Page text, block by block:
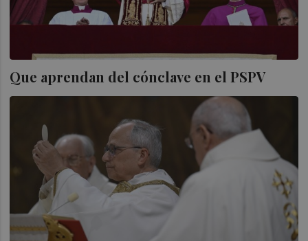
Que aprendan del cónclave en el PSPV